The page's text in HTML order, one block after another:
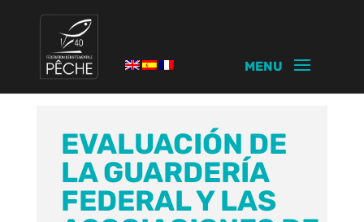
EVALUACIÓN DE
LA GUARDERÍA
FEDERAL Y LAS